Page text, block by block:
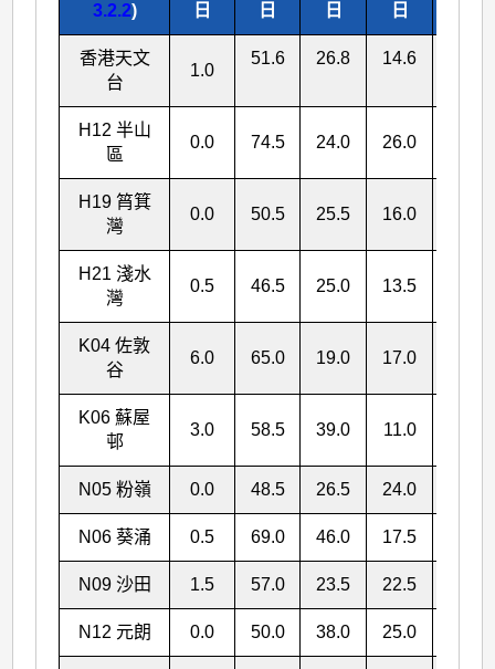
3.2.2)
日
日
日
日
香港天文
台
1.0
51.6 26.8 14.6
H12 半山
區
0.0 74.5 24.0 26.0
H19 筲箕
灣
0.0 50.5 25.5 16.0
H21 淺水
灣
0.5 46.5 25.0 13.5
K04 佐敦
谷
6.0 65.0 19.0 17.0
K06 蘇屋
邨
3.0 58.5 39.0 11.0
N05 粉嶺 0.0 48.5 26.5 24.0
N06 葵涌 0.5 69.0 46.0 17.5
N09 沙田 1.5 57.0 23.5 22.5
N12 元朗 0.0 50.0 38.0 25.0